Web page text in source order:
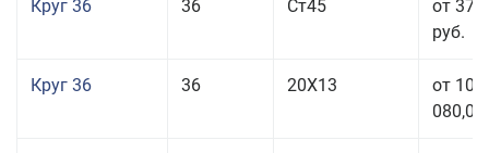
Круг 36 36 Ст45
от 37
руб.
Круг 36 36 20Х13
от 101
080,00